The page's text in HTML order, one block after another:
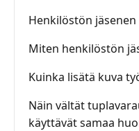
Henkilöstön
Miten henkilöstön
Kuinka lisätä kuva
Näin vältät
käyttävät samaa